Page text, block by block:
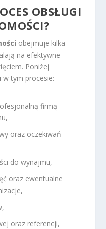
OBSŁUGI
obejmuje kilka
na efektywne
Poniżej
w tym procesie:
firmą
oraz oczekiwań
do wynajmu,
oraz ewentualne
oraz referencji,